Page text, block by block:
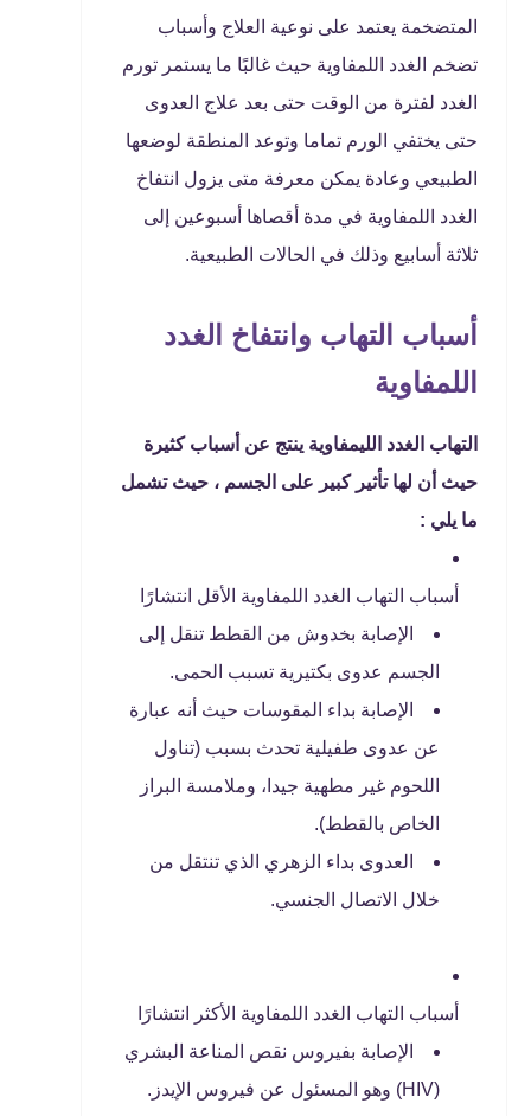
المتضخمة يعتمد على نوعية العلاج وأسباب
تضخم الغدد اللمفاوية حيث غالبًا ما يستمر تورم
الغدد لفترة من الوقت حتى بعد علاج العدوى
حتى يختفي الورم تماما وتوعد المنطقة لوضعها
الطبيعي وعادة يمكن معرفة متى يزول انتفاخ
الغدد اللمفاوية في مدة أقصاها أسبوعين إلى
ثلاثة أسابيع وذلك في الحالات الطبيعية.
أسباب التهاب وانتفاخ الغدد
اللمفاوية
التهاب الغدد الليمفاوية ينتج عن أسباب كثيرة
حيث أن لها تأثير كبير على الجسم ، حيث تشمل
ما يلي :
أسباب التهاب الغدد اللمفاوية الأقل انتشارًا
الإصابة بخدوش من القطط تنقل إلى
الجسم عدوى بكتيرية تسبب الحمى.
الإصابة بداء المقوسات حيث أنه عبارة
عن عدوى طفيلية تحدث بسبب (تناول
اللحوم غير مطهية جيدا، وملامسة البراز
الخاص بالقطط).
العدوى بداء الزهري الذي تنتقل من
خلال الاتصال الجنسي.
أسباب التهاب الغدد اللمفاوية الأكثر انتشارًا
الإصابة بفيروس نقص المناعة البشري
(HIV) وهو المسئول عن فيروس الإيدز.